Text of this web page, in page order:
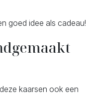
goed idee als cadeau!
kaarsen ook een